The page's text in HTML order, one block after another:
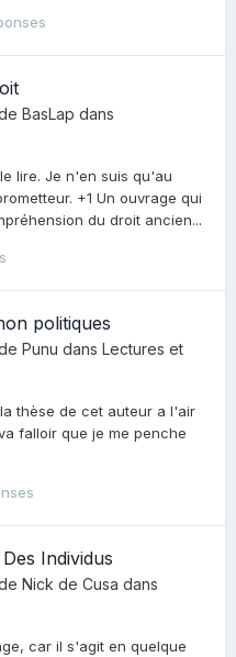
BasLap dans
lire. Je n'en suis qu'au
+1 Un ouvrage qui
du droit ancien...
politiques
Punu dans Lectures et
thèse de cet auteur a l'air
falloir que je me penche
Individus
Nick de Cusa dans
car il s'agit en quelque